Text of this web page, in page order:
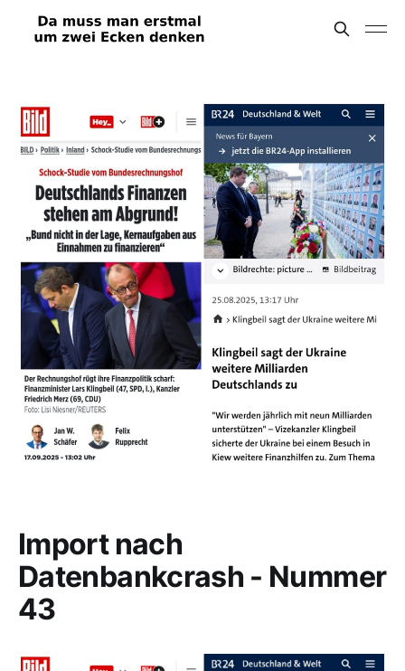
Import nach
Datenbankcrash - Nummer
43